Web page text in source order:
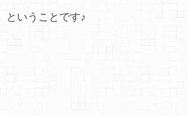
ということです♪